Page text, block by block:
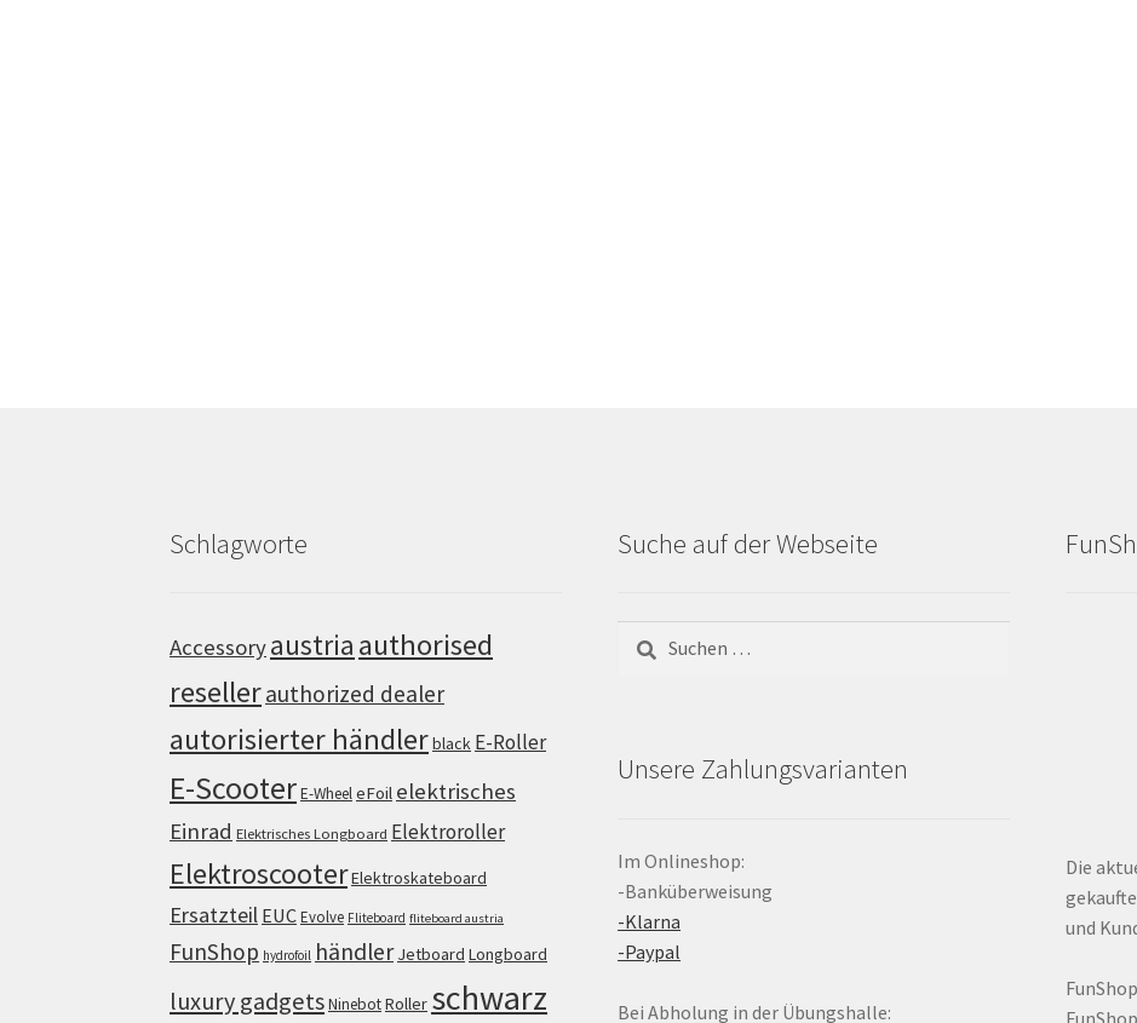
Schlagworte
Accessoryaustria authorised
resellerauthorized dealer
autorisierter händlerblack E-Roller
E-ScooterE-WheeleFoil elektrisches
Einrad Elektrisches Longboard Elektroroller
ElektroscooterElektroskateboard
Ersatzteil EUCEvolve Fliteboard fliteboard austria
FunShop hydrofoil händler Jetboard Longboard
luxury gadgetsNinebotRoller schwarz
Suche auf der Webseite
nach:
Unsere Zahlungsvarianten
Im Onlineshop:
-Banküberweisung
-Klarna
-Paypal
Bei Abholung in der Übungshalle:
Die
und
FunShop
FunShop